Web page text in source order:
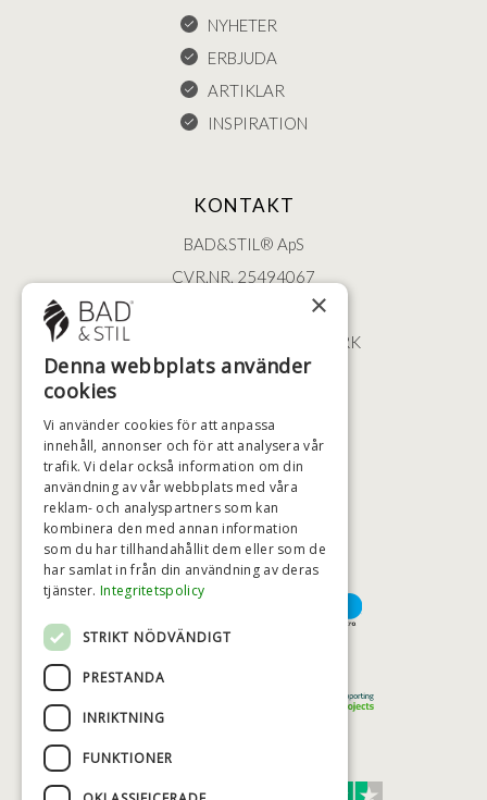
NYHETER
ERBJUDA
ARTIKLAR
INSPIRATION
KONTAKT
BAD&STIL® ApS
CVR.NR. 25494067
ØSTERBROGADE 202
2100 KØBENHAVN • DANMARK
+46 (0)79 008 12 60
HÖGSTA KREDITVÄRDIGHET
BETALNINGSALTERNATIV
×
Denna webbplats använder
cookies
Vi använder cookies för att anpassa
innehåll, annonser och för att analysera vår
trafik. Vi delar också information om din
användning av vår webbplats med våra
reklam- och analyspartners som kan
kombinera den med annan information
som du har tillhandahållit dem eller som de
har samlat in från din användning av deras
tjänster. Integritetspolicy
STRIKT NÖDVÄNDIGT
PRESTANDA
INRIKTNING
FUNKTIONER